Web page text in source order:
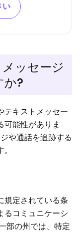
い
ッセージ
か?
テキストメッセー
可能性がありま
や通話を追跡する
規定されている条
るコミュニケーシ
部の州では、特定